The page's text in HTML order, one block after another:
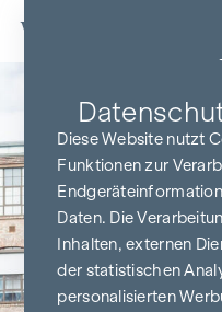
Zum Inhalt springen
Diese Website nutzt
Funktionen zur
Daten. Die
Inhalten, externen
der statistischen
personalisierten